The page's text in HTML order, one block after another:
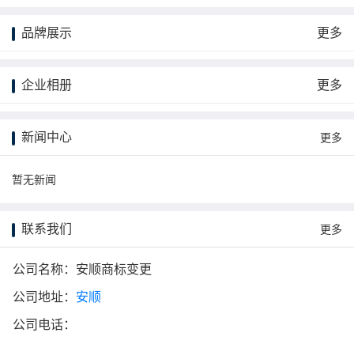
品牌展示 更多
企业相册 更多
新闻中心 更多
暂无新闻
联系我们 更多
公司名称：安顺商标变更
公司地址： 安顺
公司电话：